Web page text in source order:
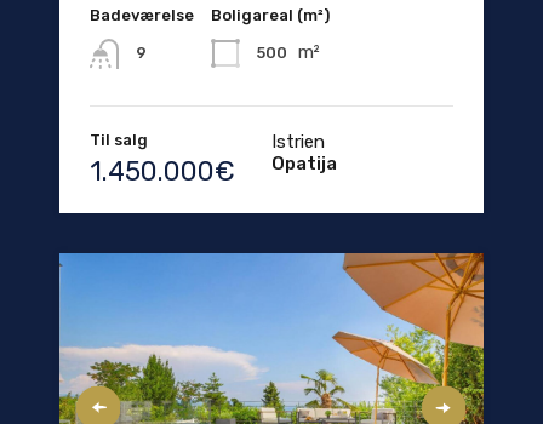
Badeværelse
9
Boligareal (m²)
500 m²
Til salg
1.450.000€
Istrien
Opatija